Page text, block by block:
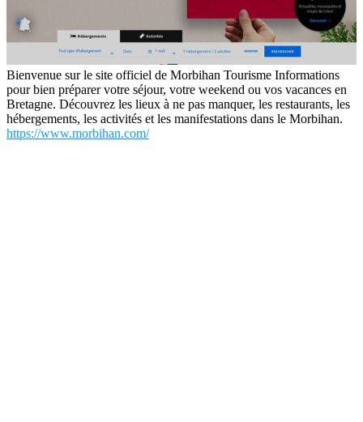
Bienvenue sur le site officiel de Morbihan Tourisme Informations
pour bien préparer votre séjour, votre weekend ou vos vacances en
Bretagne. Découvrez les lieux à ne pas manquer, les restaurants, les
hébergements, les activités et les manifestations dans le Morbihan.
https://www.morbihan.com/